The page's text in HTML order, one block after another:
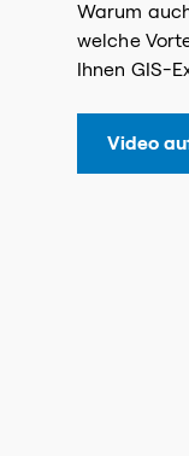
Warum
welche
Ihnen GIS-
Video